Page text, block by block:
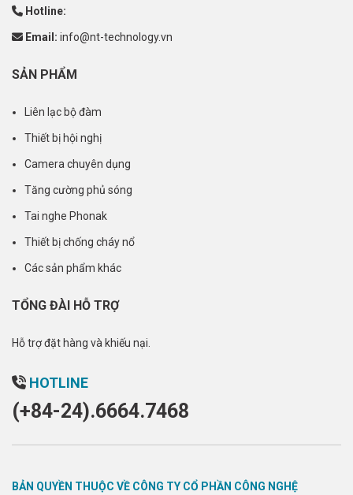
Hotline:
Email: info@nt-technology.vn
SẢN PHẨM
Liên lạc bộ đàm
Thiết bị hội nghị
Camera chuyên dụng
Tăng cường phủ sóng
Tai nghe Phonak
Thiết bị chống cháy nổ
Các sản phẩm khác
TỔNG ĐÀI HỖ TRỢ
Hỗ trợ đặt hàng và khiếu nại.
HOTLINE
(+84-24).6664.7468
BẢN QUYỀN THUỘC VỀ CÔNG TY CỔ PHẦN CÔNG NGHỆ